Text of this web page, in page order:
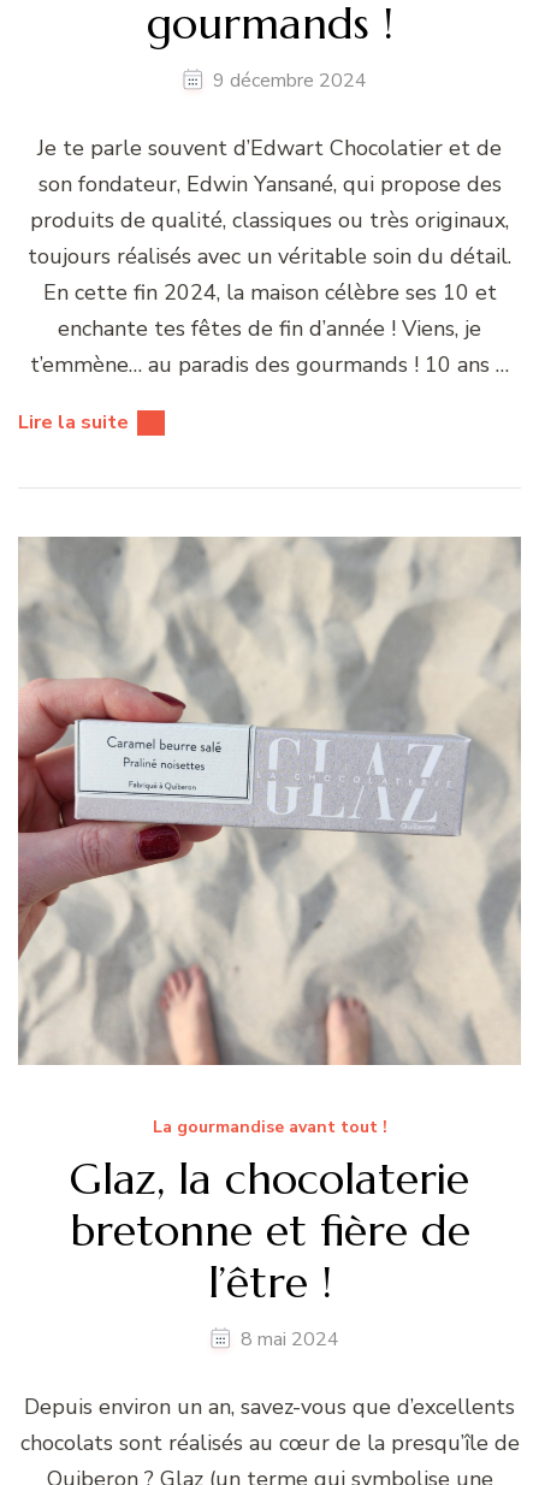
gourmands !
9 décembre 2024
Je te parle souvent d’Edwart Chocolatier et de
son fondateur, Edwin Yansané, qui propose des
produits de qualité, classiques ou très originaux,
toujours réalisés avec un véritable soin du détail.
En cette fin 2024, la maison célèbre ses 10 et
enchante tes fêtes de fin d’année ! Viens, je
t’emmène… au paradis des gourmands ! 10 ans …
Lire la suite
La gourmandise avant tout !
Glaz, la chocolaterie
bretonne et fière de
l’être !
8 mai 2024
Depuis environ un an, savez-vous que d’excellents
chocolats sont réalisés au cœur de la presqu’île de
Quiberon ? Glaz (un terme qui symbolise une